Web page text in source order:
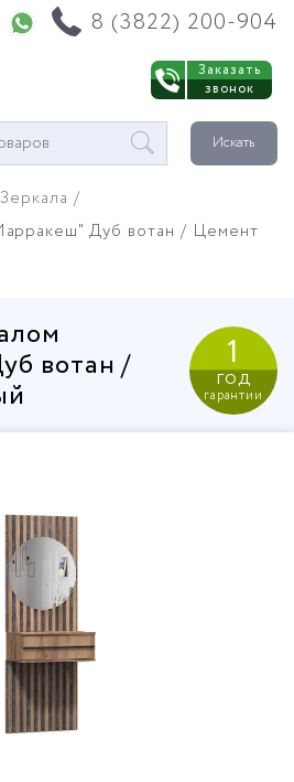
8 (3822) 200-904
Заказать
звонок
Искать
Зеркала
Дуб вотан / Цемент
вотан /
1
год
гарантии